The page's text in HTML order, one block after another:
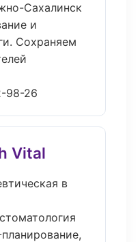
Сахалинск
и
Сохраняем
98-26
Vital
в